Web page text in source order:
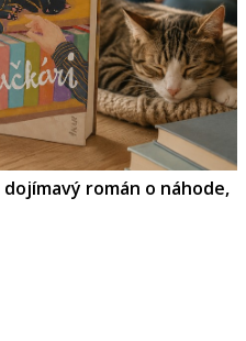
román o náhode,